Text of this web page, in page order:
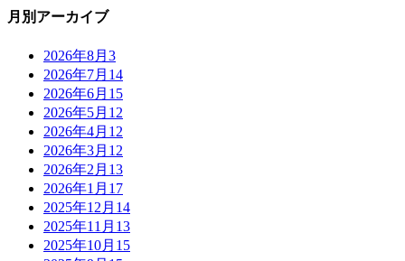
月別アーカイブ
2026年8月 3
2026年7月 14
2026年6月 15
2026年5月 12
2026年4月 12
2026年3月 12
2026年2月 13
2026年1月 17
2025年12月 14
2025年11月 13
2025年10月 15